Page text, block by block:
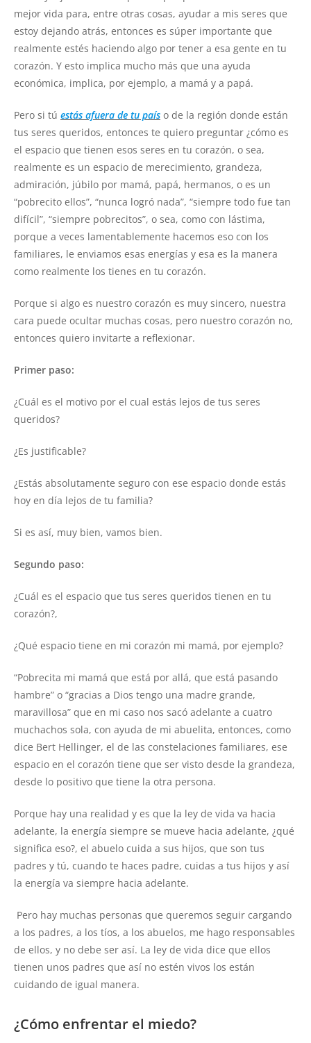
mejor vida para, entre otras cosas, ayudar a mis seres que
estoy dejando atrás, entonces es súper importante que
realmente estés haciendo algo por tener a esa gente en tu
corazón. Y esto implica mucho más que una ayuda
económica, implica, por ejemplo, a mamá y a papá.
Pero si tú estás afuera de tu país o de la región donde están
tus seres queridos, entonces te quiero preguntar ¿cómo es
el espacio que tienen esos seres en tu corazón, o sea,
realmente es un espacio de merecimiento, grandeza,
admiración, júbilo por mamá, papá, hermanos, o es un
“pobrecito ellos”, “nunca logró nada”, “siempre todo fue tan
difícil”, “siempre pobrecitos”, o sea, como con lástima,
porque a veces lamentablemente hacemos eso con los
familiares, le enviamos esas energías y esa es la manera
como realmente los tienes en tu corazón.
Porque si algo es nuestro corazón es muy sincero, nuestra
cara puede ocultar muchas cosas, pero nuestro corazón no,
entonces quiero invitarte a reflexionar.
Primer paso:
¿Cuál es el motivo por el cual estás lejos de tus seres
queridos?
¿Es justificable?
¿Estás absolutamente seguro con ese espacio donde estás
hoy en día lejos de tu familia?
Si es así, muy bien, vamos bien.
Segundo paso:
¿Cuál es el espacio que tus seres queridos tienen en tu
corazón?,
¿Qué espacio tiene en mi corazón mi mamá, por ejemplo?
“Pobrecita mi mamá que está por allá, que está pasando
hambre” o “gracias a Dios tengo una madre grande,
maravillosa” que en mi caso nos sacó adelante a cuatro
muchachos sola, con ayuda de mi abuelita, entonces, como
dice Bert Hellinger, el de las constelaciones familiares, ese
espacio en el corazón tiene que ser visto desde la grandeza,
desde lo positivo que tiene la otra persona.
Porque hay una realidad y es que la ley de vida va hacia
adelante, la energía siempre se mueve hacia adelante, ¿qué
significa eso?, el abuelo cuida a sus hijos, que son tus
padres y tú, cuando te haces padre, cuidas a tus hijos y así
la energía va siempre hacia adelante.
Pero hay muchas personas que queremos seguir cargando
a los padres, a los tíos, a los abuelos, me hago responsables
de ellos, y no debe ser así. La ley de vida dice que ellos
tienen unos padres que así no estén vivos los están
cuidando de igual manera.
¿Cómo enfrentar el miedo?